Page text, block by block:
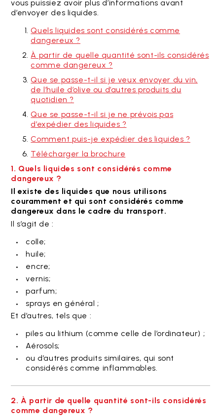
vous puissiez avoir plus d’informations avant
d’envoyer des liquides.
Quels liquides sont considérés comme
dangereux ?
À partir de quelle quantité sont-ils considérés
comme dangereux ?
Que se passe-t-il si je veux envoyer du vin,
de l’huile d’olive ou d’autres produits du
quotidien ?
Que se passe-t-il si je ne prévois pas
d’expédier des liquides ?
Comment puis-je expédier des liquides ?
Télécharger la brochure
1. Quels liquides sont considérés comme
dangereux ?
Il existe des liquides que nous utilisons
couramment et qui sont considérés comme
dangereux dans le cadre du transport.
Il s’agit de :
colle;
huile;
encre;
vernis;
parfum;
sprays en général ;
Et d’autres, tels que :
piles au lithium (comme celle de l’ordinateur) ;
Aérosols;
ou d’autres produits similaires, qui sont
considérés comme inflammables.
2. À partir de quelle quantité sont-ils considérés
comme dangereux ?